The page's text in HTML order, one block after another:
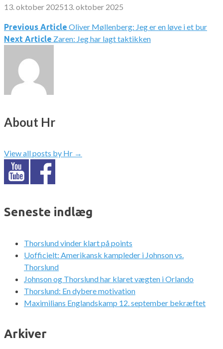
13. oktober 202513. oktober 2025
Indlægsnavigation
Previous Article Oliver Møllenberg: Jeg er en løve i et bur
Next Article Zaren: Jeg har lagt taktikken
About Hr
View all posts by Hr →
Seneste indlæg
Thorslund vinder klart på points
Uofficielt: Amerikansk kampleder i Johnson vs.
Thorslund
Johnson og Thorslund har klaret vægten i Orlando
Thorslund: En dybere motivation
Maximilians Englandskamp 12. september bekræftet
Arkiver